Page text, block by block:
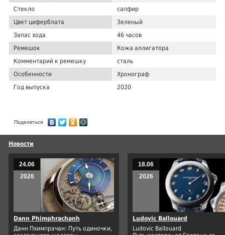
Стекло
сапфир
Цвет циферблата
Зеленый
Запас хода
46 часов
Ремешок
Кожа аллигатора
Комментарий к ремешку
сталь
Особенности
Хронограф
Год выпуска
2020
Поделиться
Новости
24.06
2026
Dann Phimphrachanh
Данн Пхимпрачан: Путь одиночки,
18.06
2026
Ludovic Ballouard
Ludovic Ballouard